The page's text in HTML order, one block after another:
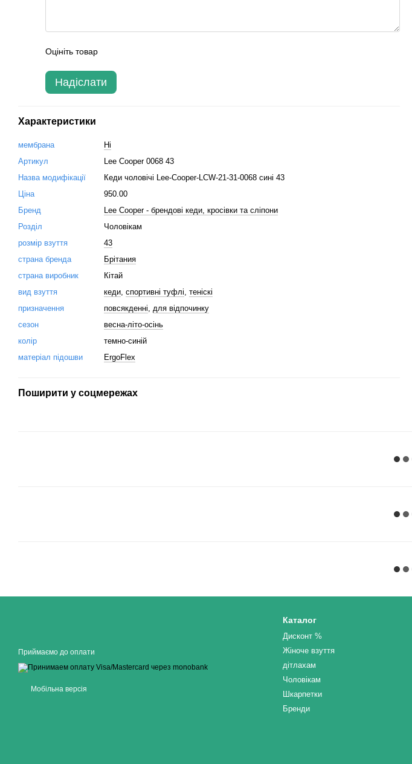
Оцініть товар
Надіслати
Характеристики
мембрана
Ні
Артикул
Lee Cooper 0068 43
Назва модифікації
Кеди чоловічі Lee-Cooper-LCW-21-31-0068 сині 43
Ціна
950.00
Бренд
Lee Cooper - брендові кеди, кросівки та сліпони
Розділ
Чоловікам
розмір взуття
43
страна бренда
Брітания
страна виробник
Кітай
вид взуття
кеди, спортивні туфлі, теніскі
призначення
повсякденні, для відпочинку
сезон
весна-літо-осінь
колір
темно-синій
матеріал підошви
ErgoFlex
Поширити у соцмережах
Приймаємо до оплати
Мобільна версія
Каталог
Дисконт %
Жіноче взуття
дітлахам
Чоловікам
Шкарпетки
Бренди